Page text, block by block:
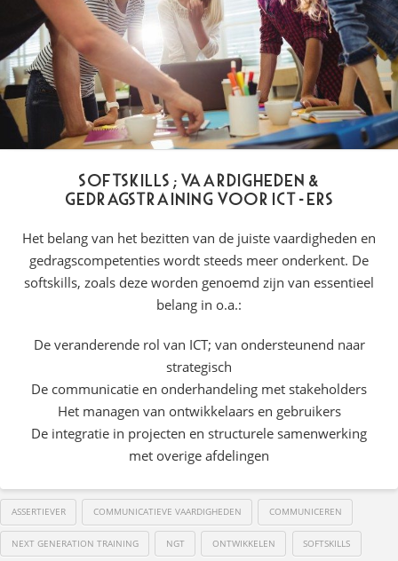
Softskills; Vaardigheden &
Gedragstraining voor ICT-ers
Het belang van het bezitten van de juiste vaardigheden en
gedragscompetenties wordt steeds meer onderkent. De
softskills, zoals deze worden genoemd zijn van essentieel
belang in o.a.:
De veranderende rol van ICT; van ondersteunend naar
strategisch
De communicatie en onderhandeling met stakeholders
Het managen van ontwikkelaars en gebruikers
De integratie in projecten en structurele samenwerking
met overige afdelingen
ASSERTIEVER COMMUNICATIEVE VAARDIGHEDEN COMMUNICEREN
NEXT GENERATION TRAINING NGT ONTWIKKELEN SOFTSKILLS